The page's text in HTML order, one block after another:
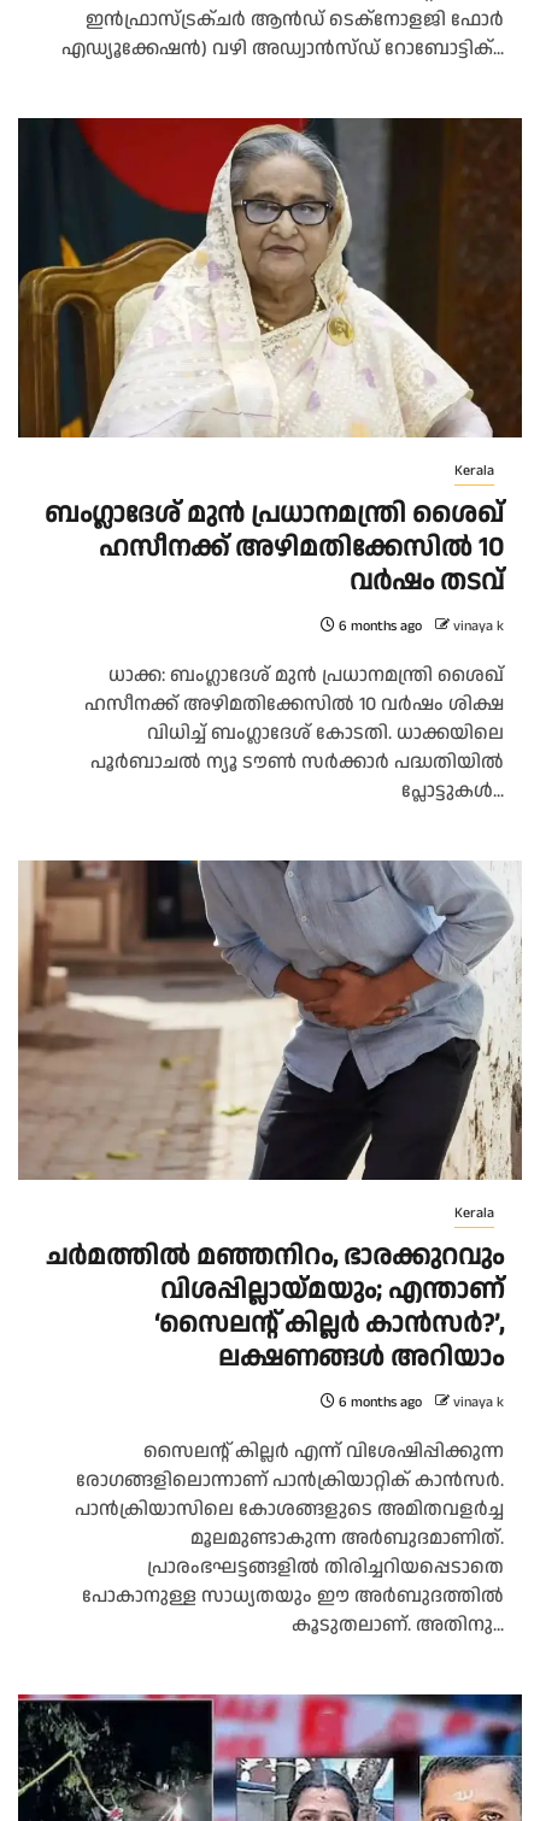
ഇൻഫ്രാസ്ട്രക്ചർ ആൻഡ് ടെക്നോളജി ഫോർ
എഡ്യൂക്കേഷൻ) വഴി അഡ്വാൻസ്ഡ് റോബോട്ടിക്...
Kerala
ബംഗ്ലാദേശ് മുൻ പ്രധാനമന്ത്രി ശൈഖ്
ഹസീനക്ക് അഴിമതിക്കേസിൽ 10
വർഷം തടവ്
6 months ago vinaya k
ധാക്ക: ബംഗ്ലാദേശ് മുൻ പ്രധാനമന്ത്രി ശൈഖ്
ഹസീനക്ക് അഴിമതിക്കേസിൽ 10 വർഷം ശിക്ഷ
വിധിച്ച് ബംഗ്ലാദേശ് കോടതി. ധാക്കയിലെ
പൂർബാചൽ ന്യൂ ടൗൺ സർക്കാർ പദ്ധതിയിൽ
പ്ലോട്ടുകൾ...
Kerala
ചർമത്തിൽ മഞ്ഞനിറം, ഭാരക്കുറവും
വിശപ്പില്ലായ്മയും; എന്താണ്
‘സൈലന്റ് കില്ലർ കാൻസർ?’,
ലക്ഷണങ്ങൾ അറിയാം
6 months ago vinaya k
സൈലന്റ് കില്ലർ എന്ന് വിശേഷിപ്പിക്കുന്ന
രോഗങ്ങളിലൊന്നാണ് പാൻക്രിയാറ്റിക് കാൻസർ.
പാൻക്രിയാസിലെ കോശങ്ങളുടെ അമിതവളർച്ച
മൂലമുണ്ടാകുന്ന അർബുദമാണിത്.
പ്രാരംഭഘട്ടങ്ങളിൽ തിരിച്ചറിയപ്പെടാതെ
പോകാനുള്ള സാധ്യതയും ഈ അർബുദത്തിൽ
കൂടുതലാണ്. അതിനു...